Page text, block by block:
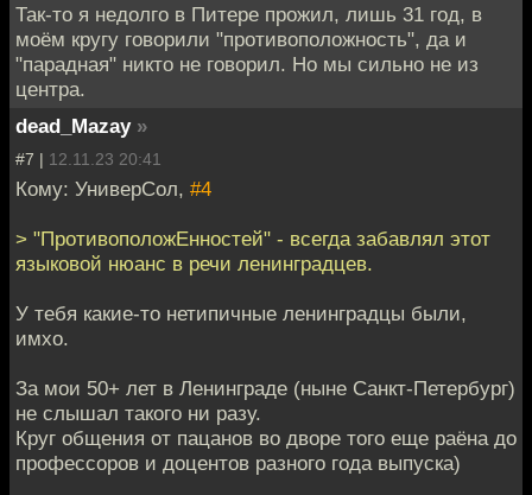
Так-то я недолго в Питере прожил, лишь 31 год, в
моём кругу говорили "противоположность", да и
"парадная" никто не говорил. Но мы сильно не из
центра.
dead_Mazay »
#7 | 12.11.23 20:41
Кому: УниверСол, #4
> "ПротивоположЕнностей" - всегда забавлял этот
языковой нюанс в речи ленинградцев.
У тебя какие-то нетипичные ленинградцы были,
имхо.
За мои 50+ лет в Ленинграде (ныне Санкт-Петербург)
не слышал такого ни разу.
Круг общения от пацанов во дворе того еще раёна до
профессоров и доцентов разного года выпуска)